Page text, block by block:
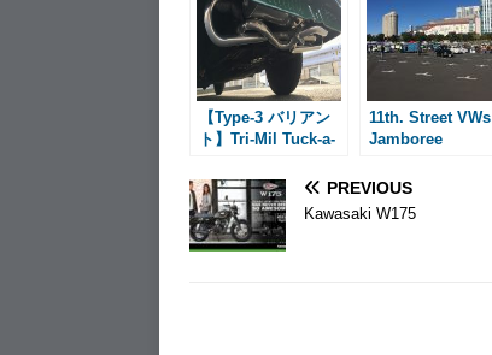
o
o
k
n
g
e
r
a
【Type-3 バリアン
ト】Tri-Mil Tuck-a-
11th. Street VWs
Jamboree
PREVIOUS
Kawasaki W175